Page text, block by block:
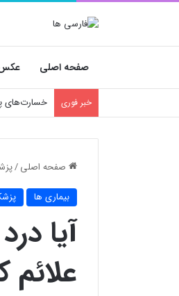
صفحه اصلی
خبر فوری خسارت‌های
صفحه اصلی/
بیماری ها
آیا